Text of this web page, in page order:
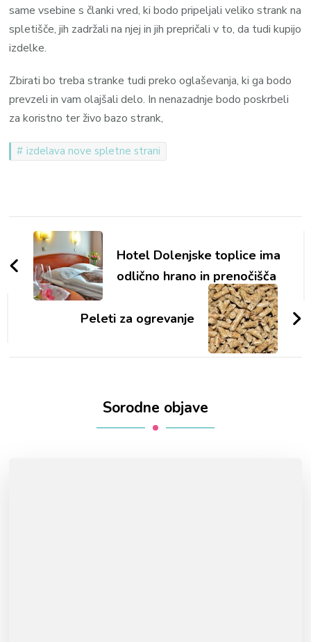
same vsebine s članki vred, ki bodo pripeljali veliko strank na
spletišče, jih zadržali na njej in jih prepričali v to, da tudi kupijo
izdelke.
Zbirati bo treba stranke tudi preko oglaševanja, ki ga bodo
prevzeli in vam olajšali delo. In nenazadnje bodo poskrbeli
za koristno ter živo bazo strank,
izdelava nove spletne strani
Navigacija
objav
Hotel Dolenjske toplice ima
odlično hrano in prenočišča
Peleti za ogrevanje
Sorodne objave